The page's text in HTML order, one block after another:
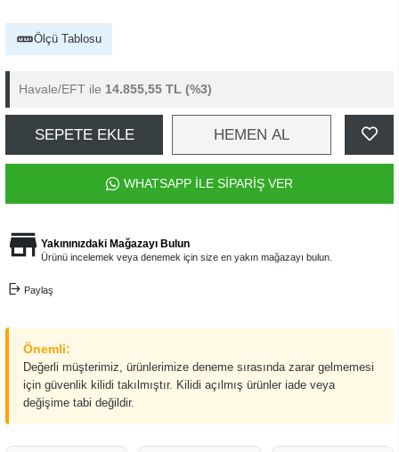
Ölçü Tablosu
Havale/EFT ile 14.855,55 TL (%3)
SEPETE EKLE HEMEN AL
WHATSAPP İLE SİPARİŞ VER
Yakınınızdaki Mağazayı Bulun
Ürünü incelemek veya denemek için size en yakın mağazayı bulun.
Paylaş
Önemli:
Değerli müşterimiz, ürünlerimize deneme sırasında zarar gelmemesi
için güvenlik kilidi takılmıştır. Kilidi açılmış ürünler iade veya
değişime tabi değildir.